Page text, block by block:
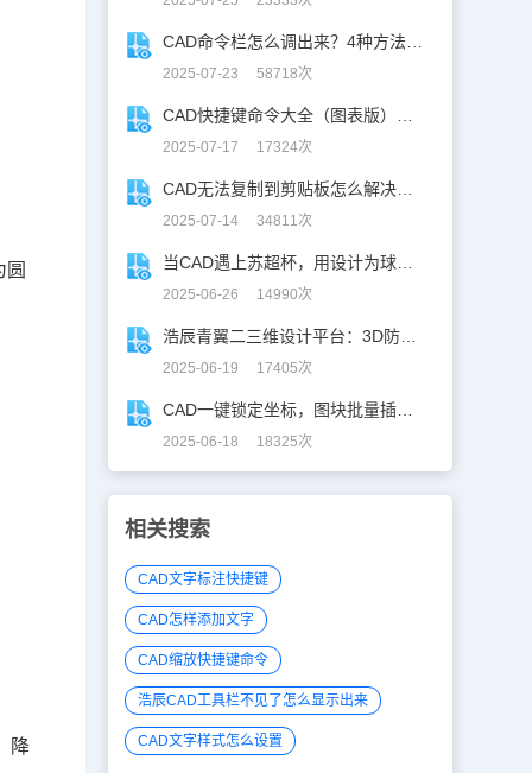
圆
降
2025-07-23 58718次
2025-07-17 17324次
2025-07-14 34811次
2025-06-26 14990次
2025-06-19 17405次
2025-06-18 18325次
相关搜索
CAD文字标注快捷键
CAD怎样添加文字
CAD缩放快捷键命令
浩辰CAD工具栏不见了怎么显示出来
CAD文字样式怎么设置